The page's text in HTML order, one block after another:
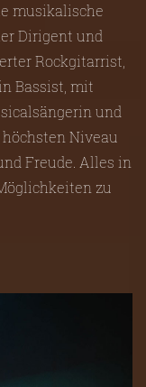
musikalische
Dirigent und
Rockgitarrist,
Bassist, mit
und
Niveau
Freude. Alles in
zu